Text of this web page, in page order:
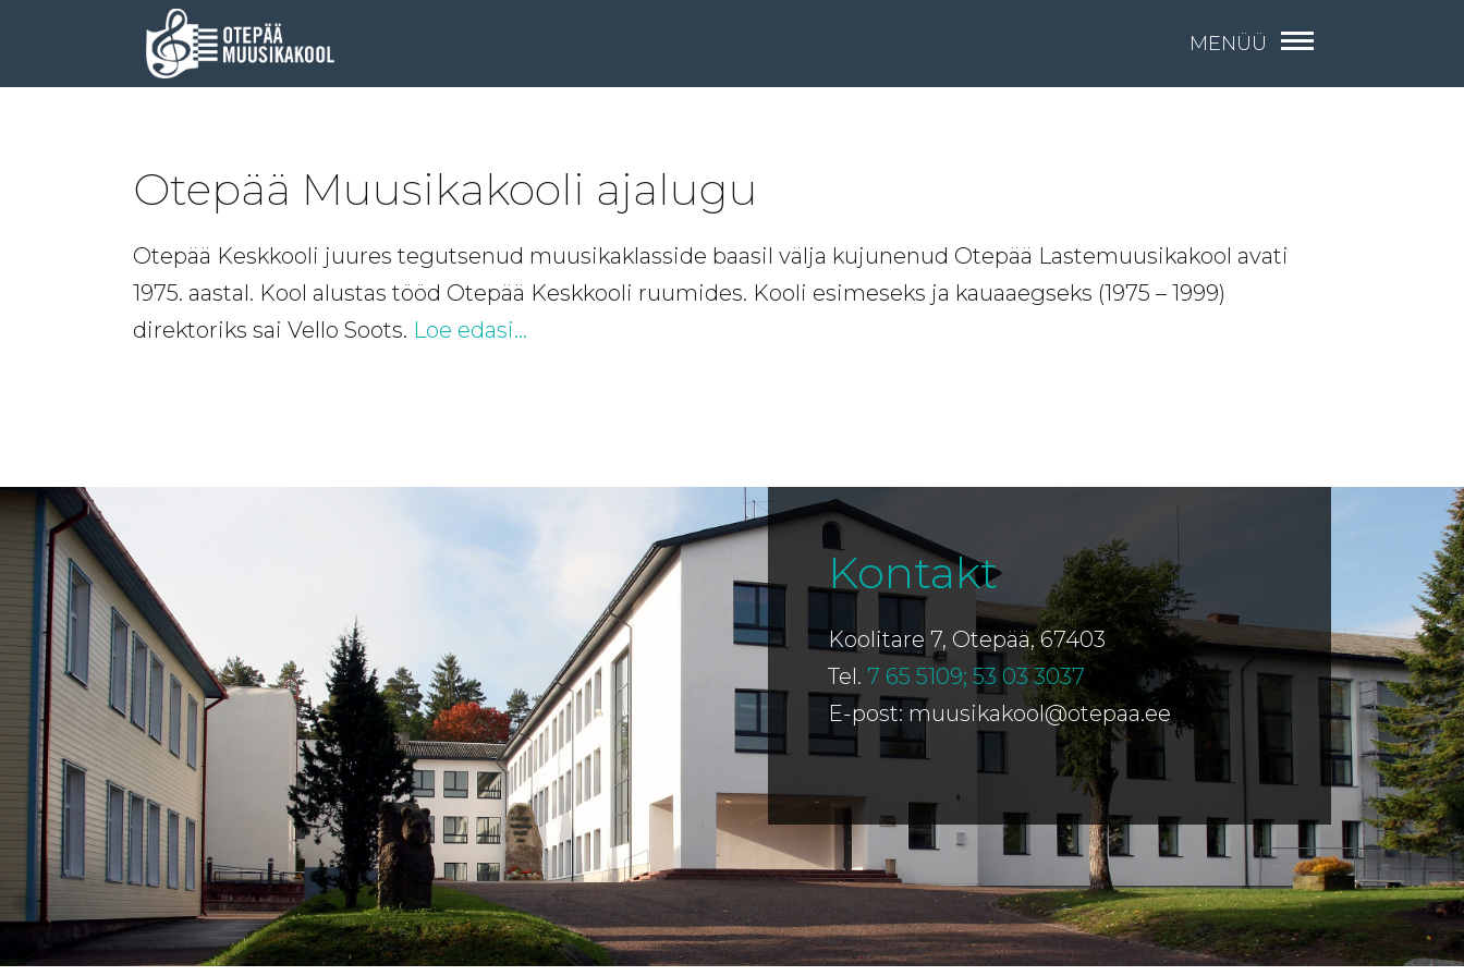
Otepää Muusikakooli ajalugu
Otepää Keskkooli juures tegutsenud muusikaklasside baasil välja kujunenud Otepää Lastemuusikakool avati
1975. aastal. Kool alustas tööd Otepää Keskkooli ruumides. Kooli esimeseks ja kauaaegseks (1975 – 1999)
direktoriks sai Vello Soots. Loe edasi…
Kontakt
Koolitare 7, Otepää, 67403
Tel. 7 65 5109; 53 03 3037
E-post: muusikakool@otepaa.ee
MENÜÜ